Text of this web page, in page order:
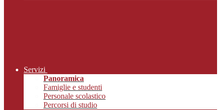
Servizi
Panoramica
Famiglie e studenti
Personale scolastico
Percorsi di studio